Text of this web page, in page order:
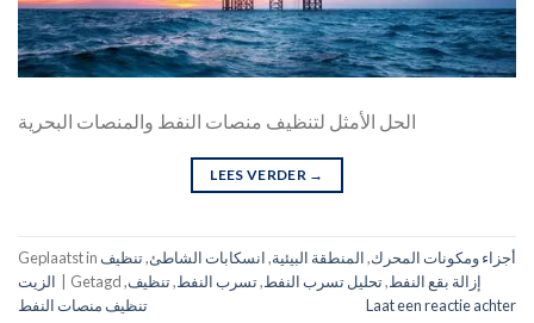
الحل الأمثل لتنظيف منصات النفط والمنصات البحرية
LEES VERDER →
Geplaatst in أجزاء ومكونات المحرك,المنطقة البيئية,انسكابات الشاطئ,تنظيف
الزيت
Getagd إزالة بقع النفط,تحليل تسرب النفط,تسرب النفط,تنظيف,
تنظيف منصات النفط
Laat een reactie achter